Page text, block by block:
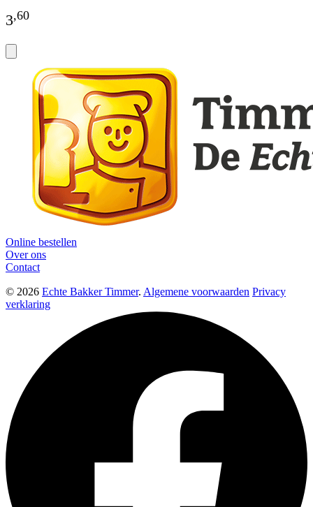
3,60
Online bestellen
Over ons
Contact
© 2026 Echte Bakker Timmer. Algemene voorwaarden Privacy
verklaring